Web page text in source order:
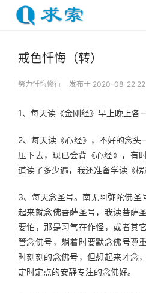
戒色忏悔（转）
努力忏悔修行 发布于 2020-08-22
1、每天读《金刚经》早上晚上各一
2、每天读《心经》，不好的念头
压下去，现已会背《心经》，有
道读了多少遍，我还准备学读《楞
3、每天念圣号。南无阿弥陀佛圣
起来就念佛菩萨圣号，我读菩萨
要怕，那是习气在作怪，或者其
管念佛号，躺着时要默念佛号尊
时刻刻的念佛号，但想起来才念
定时定点的安静专注的念佛好。